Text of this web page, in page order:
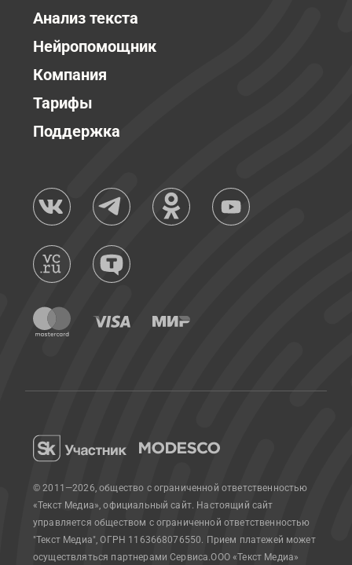
Анализ текста
Нейропомощник
Компания
Тарифы
Поддержка
© 2011—2026, общество с ограниченной ответственностью
«Текст Медиа», официальный сайт. Настоящий сайт
управляется обществом с ограниченной ответственностью
"Текст Медиа", ОГРН 1163668076550. Прием платежей может
осуществляться партнерами Сервиса.ООО «Текст Медиа»